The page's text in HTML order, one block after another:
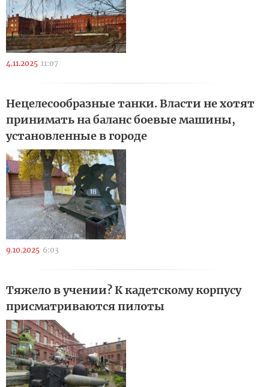
4.11.2025 11:07
Нецелесообразные танки. Власти не хотят
принимать на баланс боевые машины,
установленные в городе
9.10.2025 6:03
Тяжело в учении? К кадетскому корпусу
присматриваются пилоты